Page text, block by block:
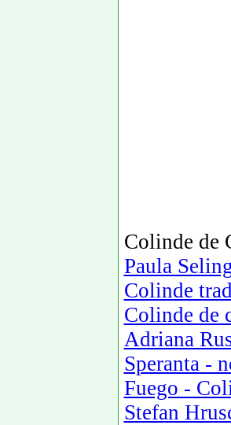
Colinde de
Paula
Colinde
Colinde de
Adriana
Speranta -
Fuego -
Stefan